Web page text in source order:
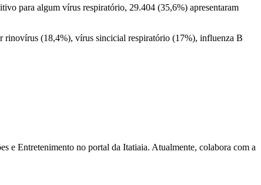
para algum vírus respiratório, 29.404 (35,6%) apresentaram
rinovírus (18,4%), vírus sincicial respiratório (17%), influenza B
e Entretenimento no portal da Itatiaia. Atualmente, colabora com a